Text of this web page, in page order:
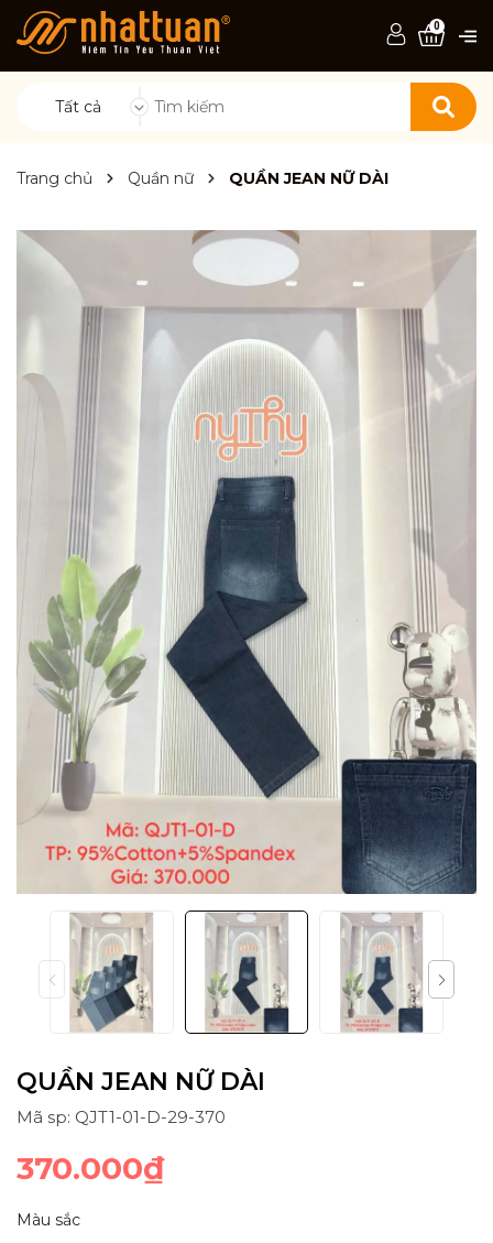
Tất cả
0
Trang chủ Quần nữ QUẦN JEAN NỮ DÀI
QUẦN JEAN NỮ DÀI
Mã sp: QJT1-01-D-29-370
370.000₫
Màu sắc